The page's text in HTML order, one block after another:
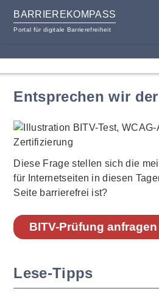
BARRIEREKOMPASS
Portal für digitale Barrierefreiheit
Entsprechen wir
Diese Frage stellen sich die
für Internetseiten in diesen
Seite barrierefrei ist?
BITV-Prüfung anfragen
Lese-Tipps